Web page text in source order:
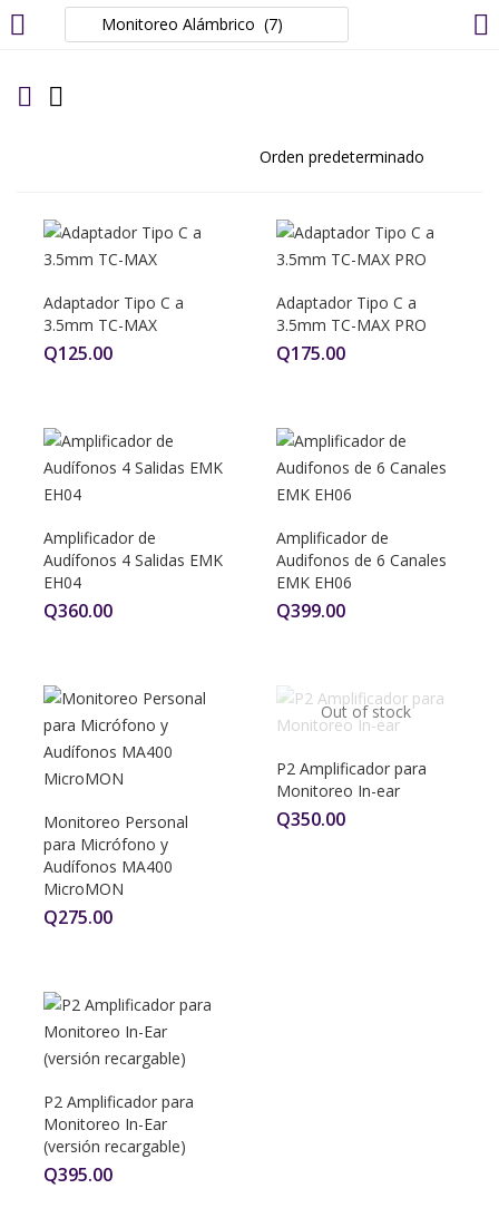
LOGIN
Remember me
Lost password?
Adaptador Tipo C a
3.5mm TC-MAX
Q125.00
Adaptador Tipo C a
3.5mm TC-MAX PRO
Q175.00
Amplificador de
Audífonos 4 Salidas EMK
EH04
Q360.00
Amplificador de
Audifonos de 6 Canales
EMK EH06
Q399.00
Monitoreo Personal
para Micrófono y
Audífonos MA400
MicroMON
Q275.00
Out of stock
P2 Amplificador para
Monitoreo In-ear
Q350.00
P2 Amplificador para
Monitoreo In-Ear
(versión recargable)
Q395.00